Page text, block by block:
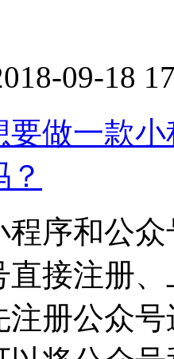
09-18
要做一款
程序和公
直接注册
注册公众